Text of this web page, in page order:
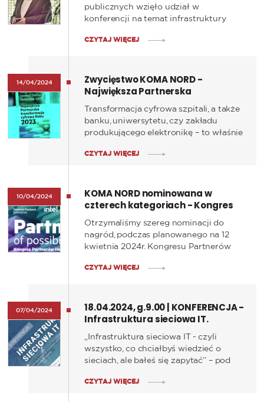
publicznych wzięło udział w
konferencji na temat infrastruktury
KOMA NORD. Było to unikatowe forum
sieciowych, którymi dzielili się
doświadczeni eksperci IT.
CZYTAJ WIĘCEJ
14/04/2024
Zwycięstwo KOMA NORD -
Największa Partnerska
Transformacja Cyfrowa Roku
Transformacja cyfrowa szpitali, a także
banku, uniwersytetu, czy zakładu
produkującego elektronikę – to właśnie
nagrodę w kategorii „Największa
CZYTAJ WIĘCEJ
10/04/2024
KOMA NORD nominowana w
czterech kategoriach - Kongres
Partnerów HPE 2024
Otrzymaliśmy szereg nominacji do
nagród, podczas planowanego na 12
kwietnia 2024r. Kongresu Partnerów
Partnerzy i Dystrybutorzy.
CZYTAJ WIĘCEJ
07/04/2024
18.04.2024, g.9.00 | KONFERENCJA -
Infrastruktura sieciowa IT.
Gdańsk, Olsztyn
„Infrastruktura sieciowa IT - czyli
wszystko, co chciałbyś wiedzieć o
sieciach, ale bałeś się zapytać” – pod
na temat infrastruktury sieciowej oraz
CZYTAJ WIĘCEJ